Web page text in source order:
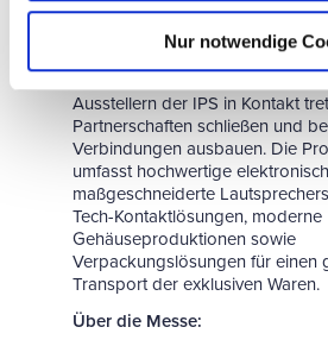
Nur notwendige
mit Zulieferprodukten die
einem Ort vereint. In direkter
HIGH END können sowohl
Ausstellern der IPS in Kontakt
Partnerschaften schließen und
Verbindungen ausbauen. Die
umfasst hochwertige
maßgeschneiderte
Tech-Kontaktlösungen, moderne
Gehäuseproduktionen sowie
Verpackungslösungen für einen
Transport der exklusiven Waren.
Über die Messe: